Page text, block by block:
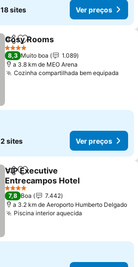
18 sites Ver preços
PartilharAdicionar aos favoritos
Cosy Rooms
4 Estrelas
8,3 Muito boa
1.089
a 3.8 km de MEO Arena
Cozinha compartilhada bem equipada
2 sites Ver preços
PartilharAdicionar aos favoritos
VIP Executive
Entrecampos Hotel
Ver preços
4 Estrelas
7,8 Boa
7.442
a 3.2 km de Aeroporto Humberto Delgado
Piscina interior aquecida